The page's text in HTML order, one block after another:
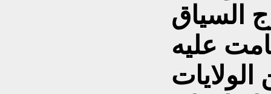
السياق